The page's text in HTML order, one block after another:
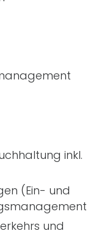
inkl.
(Ein- und
und